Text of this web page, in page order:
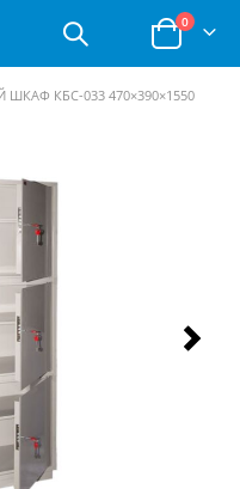
Корзина
0позиции
КБС-033 470×390×1550